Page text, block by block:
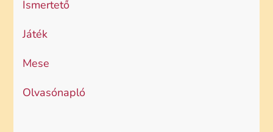
Ismertető
Játék
Mese
Olvasónapló